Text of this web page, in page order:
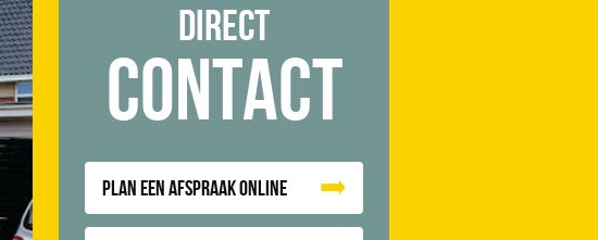
Direct
Contact
Plan een afspraak online